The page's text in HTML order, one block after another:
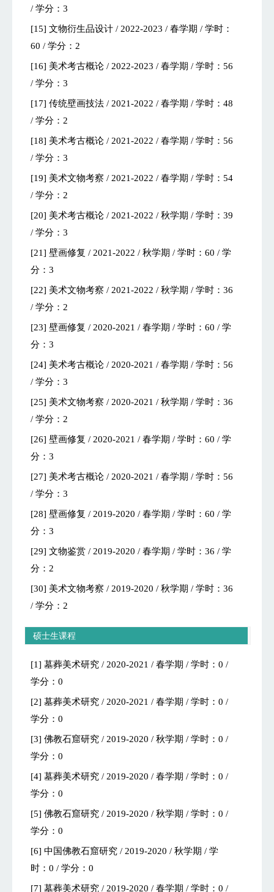
/ 学分：3
[15] 文物衍生品设计 / 2022-2023 / 春学期 / 学时：
60 / 学分：2
[16] 美术考古概论 / 2022-2023 / 春学期 / 学时：56
/ 学分：3
[17] 传统壁画技法 / 2021-2022 / 春学期 / 学时：48
/ 学分：2
[18] 美术考古概论 / 2021-2022 / 春学期 / 学时：56
/ 学分：3
[19] 美术文物考察 / 2021-2022 / 春学期 / 学时：54
/ 学分：2
[20] 美术考古概论 / 2021-2022 / 秋学期 / 学时：39
/ 学分：3
[21] 壁画修复 / 2021-2022 / 秋学期 / 学时：60 / 学
分：3
[22] 美术文物考察 / 2021-2022 / 秋学期 / 学时：36
/ 学分：2
[23] 壁画修复 / 2020-2021 / 春学期 / 学时：60 / 学
分：3
[24] 美术考古概论 / 2020-2021 / 春学期 / 学时：56
/ 学分：3
[25] 美术文物考察 / 2020-2021 / 秋学期 / 学时：36
/ 学分：2
[26] 壁画修复 / 2020-2021 / 春学期 / 学时：60 / 学
分：3
[27] 美术考古概论 / 2020-2021 / 春学期 / 学时：56
/ 学分：3
[28] 壁画修复 / 2019-2020 / 春学期 / 学时：60 / 学
分：3
[29] 文物鉴赏 / 2019-2020 / 春学期 / 学时：36 / 学
分：2
[30] 美术文物考察 / 2019-2020 / 秋学期 / 学时：36
/ 学分：2
硕士生课程
[1] 墓葬美术研究 / 2020-2021 / 春学期 / 学时：0 /
学分：0
[2] 墓葬美术研究 / 2020-2021 / 春学期 / 学时：0 /
学分：0
[3] 佛教石窟研究 / 2019-2020 / 秋学期 / 学时：0 /
学分：0
[4] 墓葬美术研究 / 2019-2020 / 春学期 / 学时：0 /
学分：0
[5] 佛教石窟研究 / 2019-2020 / 秋学期 / 学时：0 /
学分：0
[6] 中国佛教石窟研究 / 2019-2020 / 秋学期 / 学
时：0 / 学分：0
[7] 墓葬美术研究 / 2019-2020 / 春学期 / 学时：0 /